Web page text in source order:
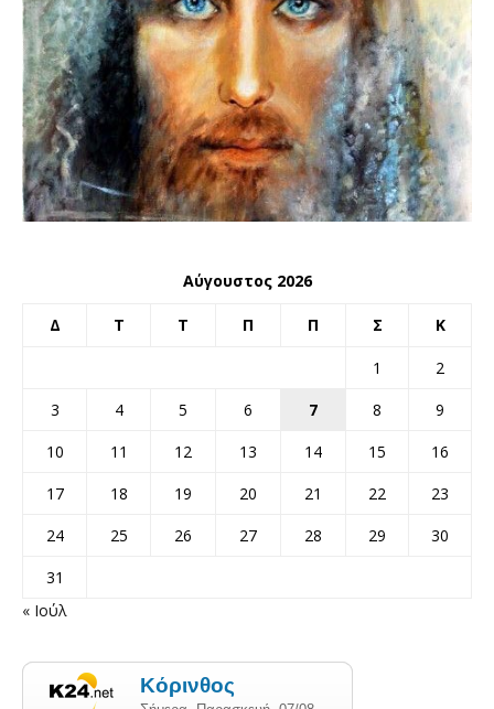
Αύγουστος 2026
Δ Τ Τ Π Π Σ Κ
1
2
3
4 5 6 7 8
9
10
11 12 13 14 15
16
17
18 19 20 21 22
23
24
25 26 27 28 29
30
31
« Ιούλ